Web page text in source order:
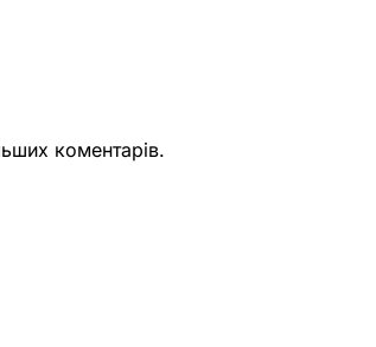
коментарів.